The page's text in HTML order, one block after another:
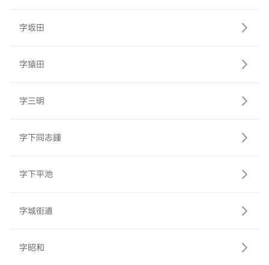
字坂田
字猿田
字三明
字下同志鐘
字下平池
字城街道
字昭和